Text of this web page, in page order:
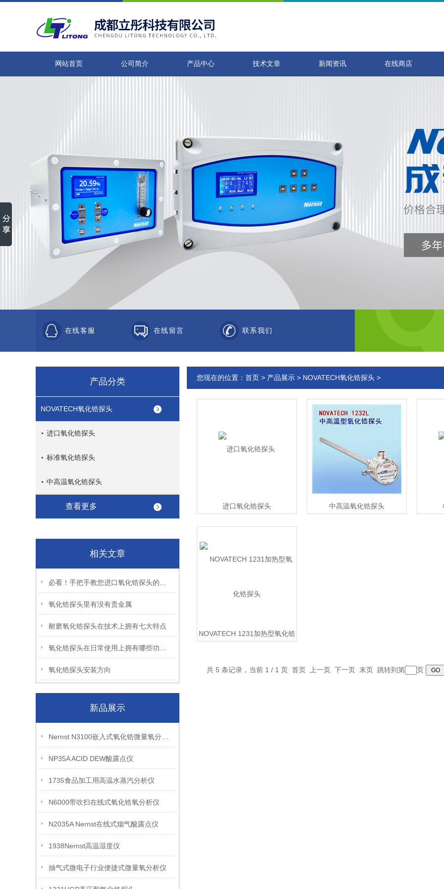
网站首页 公司简介 产品中心 技术文章 新闻资讯 在线商店
在线客服 在线留言 联系我们
产品分类
NOVATECH氧化锆探头
进口氧化锆探头
标准氧化锆探头
中高温氧化锆探头
查看更多
相关文章
氧化锆探头里有没有贵金属
耐磨氧化锆探头在技术上拥有七大特点
氧化锆探头安装方向
新品展示
NP35A ACID DEW酸露点仪
1735食品加工用高温水蒸汽分析仪
N6000带吹扫在线式氧化锆氧分析仪
N2035A Nernst在线式烟气酸露点仪
1938Nernst高温湿度仪
抽气式微电子行业便捷式微量氧分析仪
您现在的位置： 首页 > 产品展示 > NOVATECH氧化锆探头 >
进口氧化锆探头 中高温氧化锆探头
NOVATECH 1231加热型氧化锆
共 5 条记录，当前 1 / 1 页 首页 上一页 下一页 末页 跳转到第 页